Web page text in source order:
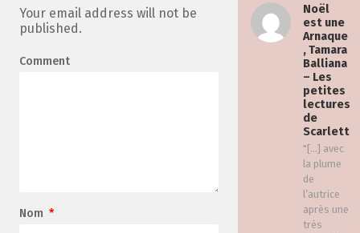
Noël
est une
Arnaque
, Tamara
Balliana
– Les
petites
lectures
de
Scarlett
"[…] avec
la plume
de
l’autrice
après une
très
Your email address will not be
published.
Comment
Nom *